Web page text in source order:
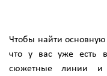
Чтобы найти
что у вас уже есть
сюжетные линии и